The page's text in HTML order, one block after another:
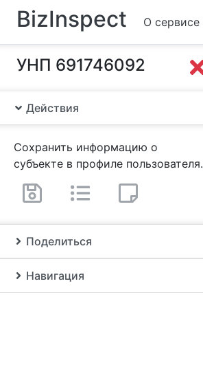
BizInspect О сервисе
УНП 691746092
Действия
Сохранить информацию о
субъекте в профиле пользователя.
Поделиться
Навигация